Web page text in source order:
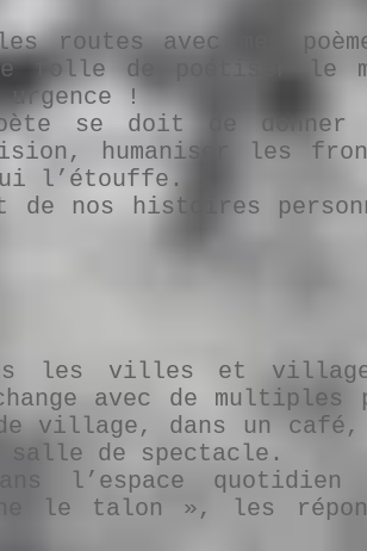
avec mes
folle de poétiser le
!
se doit de donner
humaniser les
l’étouffe.
nos histoires
les villes et
avec de
village, dans un café,
salle de spectacle.
l’espace
le talon », les